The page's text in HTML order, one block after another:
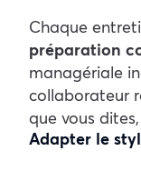
Chaque
préparation
managériale
collaborateur
que vous
Adapter le